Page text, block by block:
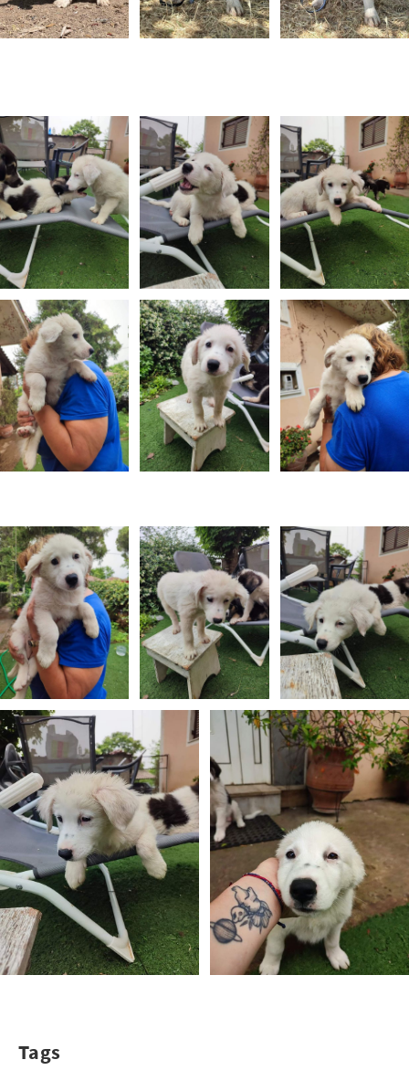
Tags